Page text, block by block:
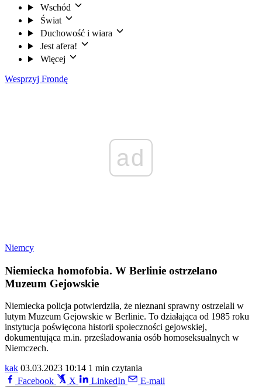
Wschód
Świat
Duchowość i wiara
Jest afera!
Więcej
Wesprzyj Frondę
ad
Niemcy
Niemiecka homofobia. W Berlinie ostrzelano
Muzeum Gejowskie
Niemiecka policja potwierdziła, że nieznani sprawny ostrzelali w
lutym Muzeum Gejowskie w Berlinie. To działająca od 1985 roku
instytucja poświęcona historii społeczności gejowskiej,
dokumentująca m.in. prześladowania osób homoseksualnych w
Niemczech.
kak 03.03.2023 10:14 1 min czytania
Facebook
X LinkedIn E-mail